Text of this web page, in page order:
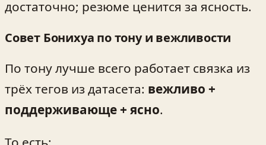
достаточно; резюме ценится за ясность.
Совет Бонихуа по тону и вежливости
По тону лучше всего работает связка из
трёх тегов из датасета: вежливо +
поддерживающе + ясно.